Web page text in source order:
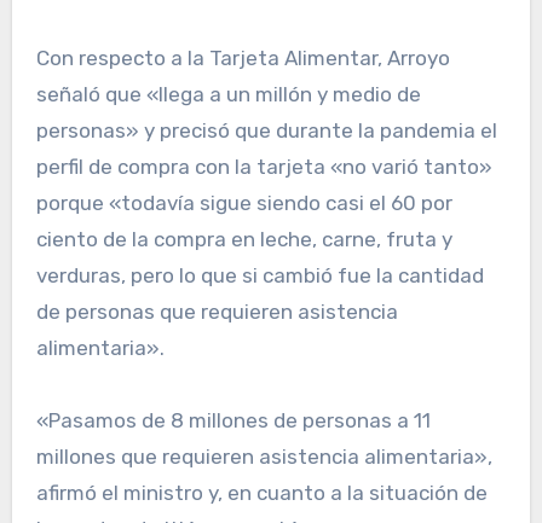
Con respecto a la Tarjeta Alimentar, Arroyo
señaló que «llega a un millón y medio de
personas» y precisó que durante la pandemia el
perfil de compra con la tarjeta «no varió tanto»
porque «todavía sigue siendo casi el 60 por
ciento de la compra en leche, carne, fruta y
verduras, pero lo que si cambió fue la cantidad
de personas que requieren asistencia
alimentaria».
«Pasamos de 8 millones de personas a 11
millones que requieren asistencia alimentaria»,
afirmó el ministro y, en cuanto a la situación de